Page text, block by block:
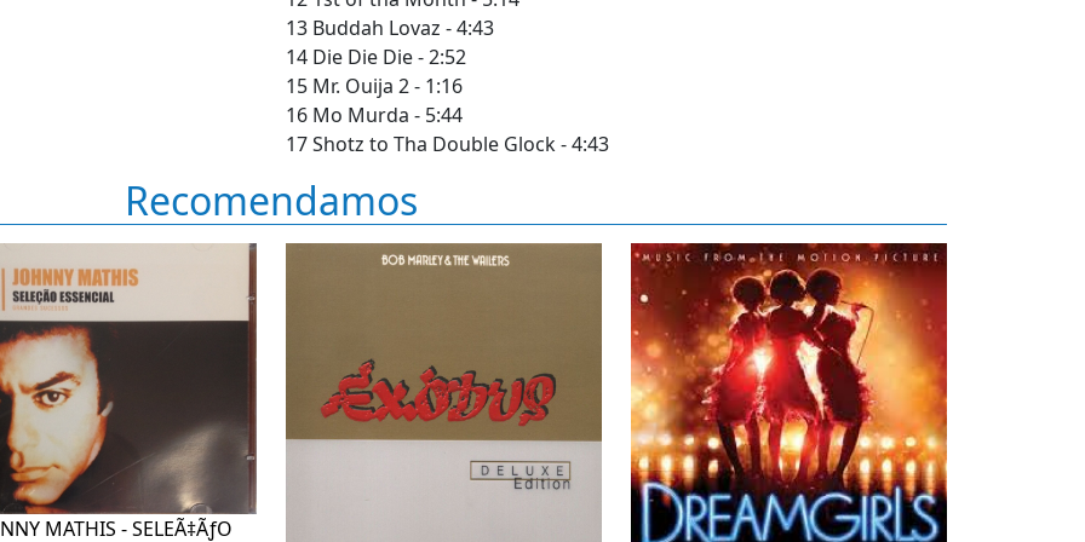
13 Buddah Lovaz - 4:43
14 Die Die Die - 2:52
15 Mr. Ouija 2 - 1:16
16 Mo Murda - 5:44
17 Shotz to Tha Double Glock - 4:43
Recomendamos
MATHIS - SELEÃ‡ÃƒO